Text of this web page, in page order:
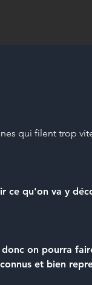
qui filent trop
ce qu'on va y
on pourra
et bien